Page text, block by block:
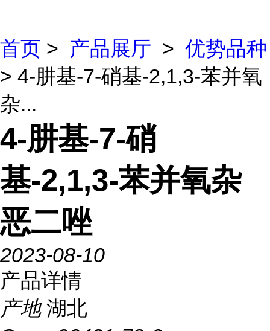
首页 > 产品展厅 > 优势品种
> 4-肼基-7-硝基-2,1,3-苯并氧
杂...
4-肼基-7-硝
基-2,1,3-苯并氧杂
恶二唑
2023-08-10
产品详情
产地 湖北